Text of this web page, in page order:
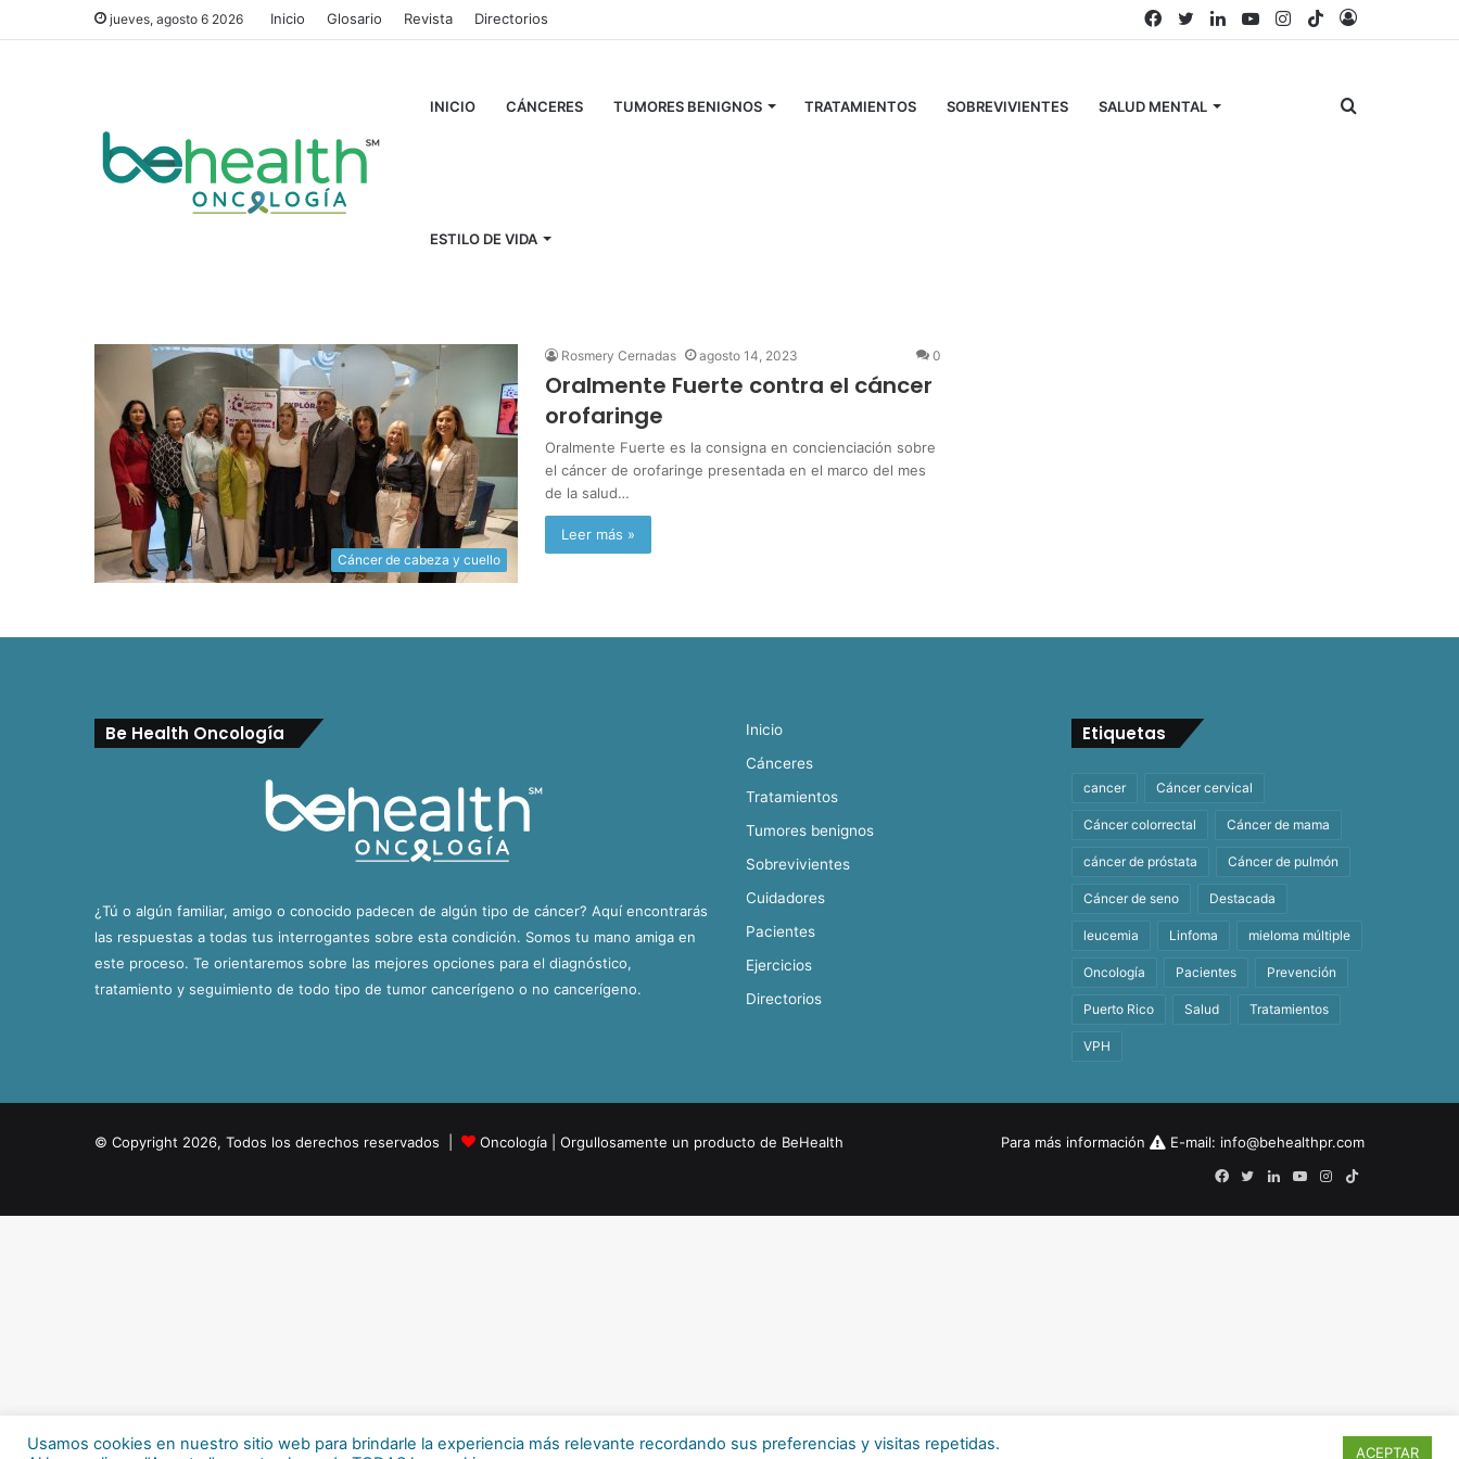
jueves, agosto 6 2026 Inicio Glosario Revista Directorios TikTok
Instagram
YouTube
LinkedIn
Twitter
Facebook
INICIO CÁNCERES TUMORES BENIGNOS TRATAMIENTOS SOBREVIVIENTES SALUD MENTAL
ESTILO DE VIDA
Buscar
Voces Coalición
Cáncer de cabeza y cuello
Rosmery Cernadas agosto 14, 2023 0
Oralmente Fuerte contra el cáncer
orofaringe
Oralmente Fuerte es la consigna en concienciación sobre
el cáncer de orofaringe presentada en el marco del mes
de la salud…
Leer más »
Be Health Oncología
¿Tú o algún familiar, amigo o conocido padecen de algún tipo de cáncer? Aquí encontrarás
las respuestas a todas tus interrogantes sobre esta condición. Somos tu mano amiga en
este proceso. Te orientaremos sobre las mejores opciones para el diagnóstico,
tratamiento y seguimiento de todo tipo de tumor cancerígeno o no cancerígeno.
Inicio
Cánceres
Tratamientos
Tumores benignos
Sobrevivientes
Cuidadores
Pacientes
Ejercicios
Directorios
Etiquetas
cancer Cáncer cervical
Cáncer colorrectal Cáncer de mama
cáncer de próstata Cáncer de pulmón
Cáncer de seno Destacada
leucemia Linfoma mieloma múltiple
Oncología Pacientes Prevención
Puerto Rico Salud Tratamientos
VPH
© Copyright 2026, Todos los derechos reservados | Oncología | Orgullosamente un producto de BeHealth Para más información E-mail: info@behealthpr.com
Facebook
Twitter
LinkedInYouTubeInstagram
TikTok
Usamos cookies en nuestro sitio web para brindarle la experiencia más relevante recordando sus preferencias y visitas repetidas.
ACEPTAR